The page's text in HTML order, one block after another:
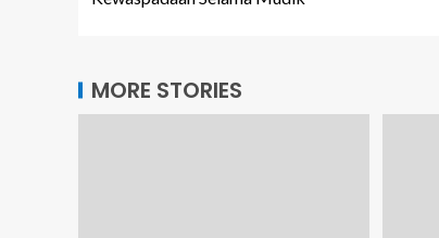
MORE STORIES